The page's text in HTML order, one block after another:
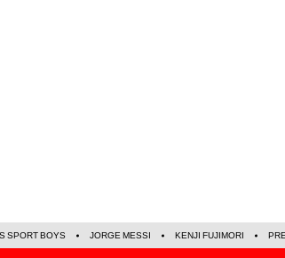
SPORT BOYS JORGE MESSI KENJI FUJIMORI